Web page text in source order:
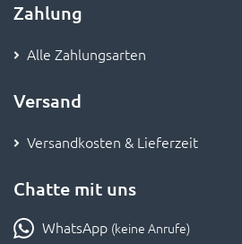
Zahlung
Alle Zahlungsarten
Versand
Versandkosten & Lieferzeit
Chatte mit uns
WhatsApp (keine Anrufe)